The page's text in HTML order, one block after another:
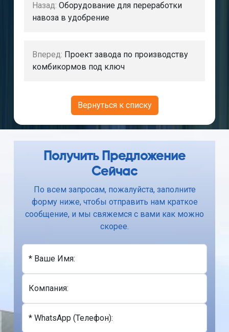
Назад: Оборудование для переработки
навоза в удобрение
Вперед: Проект завода по производству
комбикормов под ключ
Вернуться к списку
Получить Предложение
Сейчас
По всем запросам, пожалуйста, заполните
форму ниже, чтобы отправить нам краткое
сообщение, и мы свяжемся с вами как можно
скорее.
* Ваше Имя:
Компания:
* WhatsApp (Телефон):